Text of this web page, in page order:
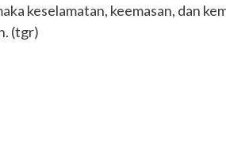
keselamatan, keemasan, dan
(tgr)